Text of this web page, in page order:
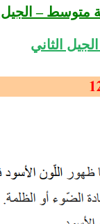
متوسط – الجيل
الثاني